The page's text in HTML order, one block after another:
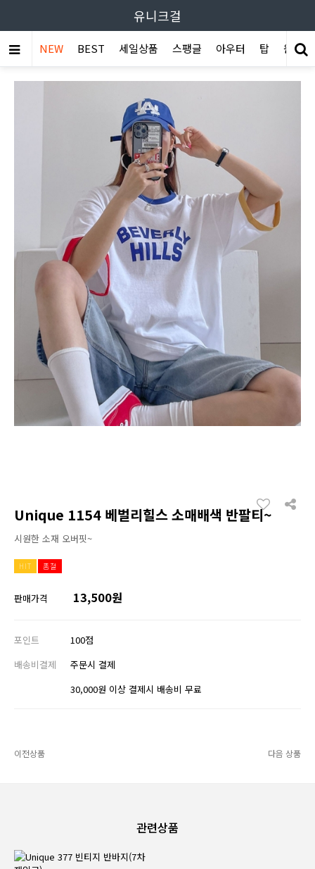
유니크걸
NEW BEST 세일상품 스팽글 아우터 탑 원피스
Unique 1154 베벌리힐스 소매배색 반팔티~
시원한 소재 오버핏~
HIT 품절
판매가격 13,500원
포인트
100점
배송비결제
주문시 결제
30,000원 이상 결제시 배송비 무료
이전상품 다음 상품
관련상품